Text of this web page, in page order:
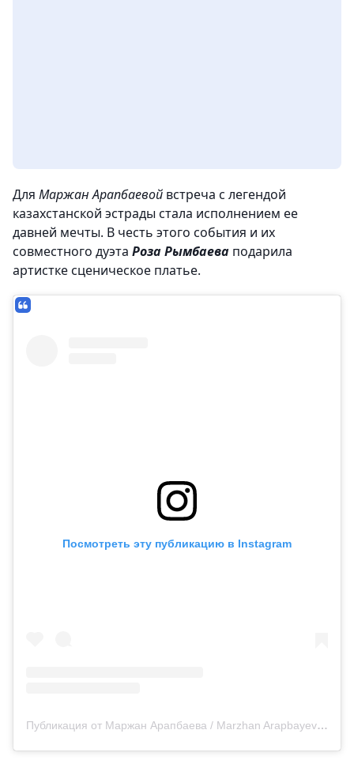
Для Маржан Арапбаевой встреча с легендой
казахстанской эстрады стала исполнением ее
давней мечты. В честь этого события и их
совместного дуэта Роза Рымбаева подарила
артистке сценическое платье.
Посмотреть эту публикацию в Instagram
Публикация от Маржан Арапбаева / Marzhan Arapbayeva (@arapbayevamarzhan)